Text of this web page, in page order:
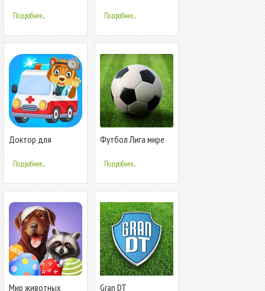
мире зомби
Подробнее... Подробнее...
Доктор для
Подробнее...
Футбол Лига мире
Подробнее...
Мир животных Gran DT